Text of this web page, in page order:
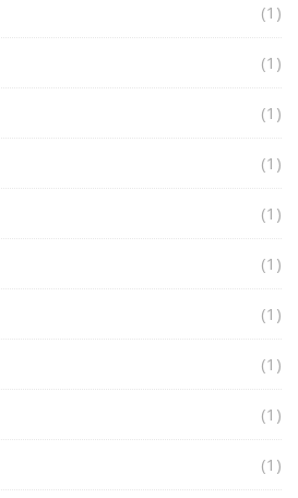
(1)
(1)
(1)
(1)
(1)
(1)
(1)
(1)
(1)
(1)